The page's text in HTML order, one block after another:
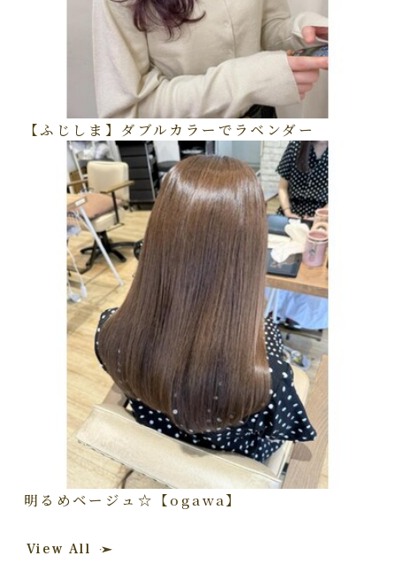
【ふじしま】ダブルカラーでラベンダー
明るめベージュ☆【ogawa】
View All